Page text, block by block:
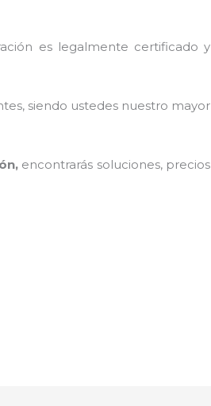
es legalmente certificado y
siendo ustedes nuestro mayor
encontrarás soluciones, precios